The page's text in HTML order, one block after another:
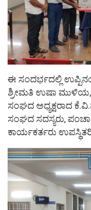
ಈ ಸಂದರ್ಭದಲ್ಲಿ
ಶ್ರೀಮತಿ ಉಷಾ ಮುಳಿಯ,
ಸಂಘದ ಅಧ್ಯಕ್ಷರಾದ
ಸಂಘದ ಸದಸ್ಯರು,
ಕಾರ್ಯಕರ್ತರು